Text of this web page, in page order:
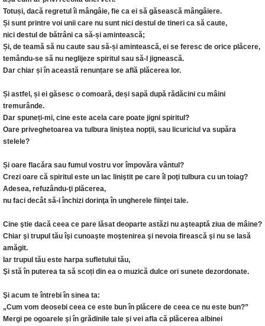
Totuși, dacă regretul îi mângâie, fie ca ei să găsească mângâiere.
Și sunt printre voi unii care nu sunt nici destul de tineri ca să caute,
nici destul de bătrâni ca să-și amintească;
Și, de teamă să nu caute sau să-și amintească, ei se feresc de orice plăcere,
temându-se să nu neglijeze spiritul sau să-l jignească.
Dar chiar și în această renunțare se află plăcerea lor.
Și astfel, și ei găsesc o comoară, deși sapă după rădăcini cu mâini
tremurânde.
Dar spuneți-mi, cine este acela care poate jigni spiritul?
Oare priveghetoarea va tulbura liniștea nopții, sau licuriciul va supăra
stelele?
Și oare flacăra sau fumul vostru vor împovăra vântul?
Crezi oare că spiritul este un lac liniştit pe care îl poţi tulbura cu un toiag?
Adesea, refuzându-ţi plăcerea,
nu faci decât să-i închizi dorinţa în ungherele fiinţei tale.
Cine ştie dacă ceea ce pare lăsat deoparte astăzi nu aşteaptă ziua de mâine?
Chiar şi trupul tău îşi cunoaşte moştenirea şi nevoia firească şi nu se lasă
amăgit.
Iar trupul tău este harpa sufletului tău,
Şi stă în puterea ta să scoți din ea o muzică dulce ori sunete dezordonate.
Şi acum te întrebi în sinea ta:
„Cum vom deosebi ceea ce este bun în plăcere de ceea ce nu este bun?”
Mergi pe ogoarele şi în grădinile tale şi vei afla că plăcerea albinei